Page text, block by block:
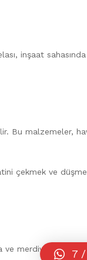
inşaat sahasında
Bu malzemeler,
çekmek ve
ve merdiven
7